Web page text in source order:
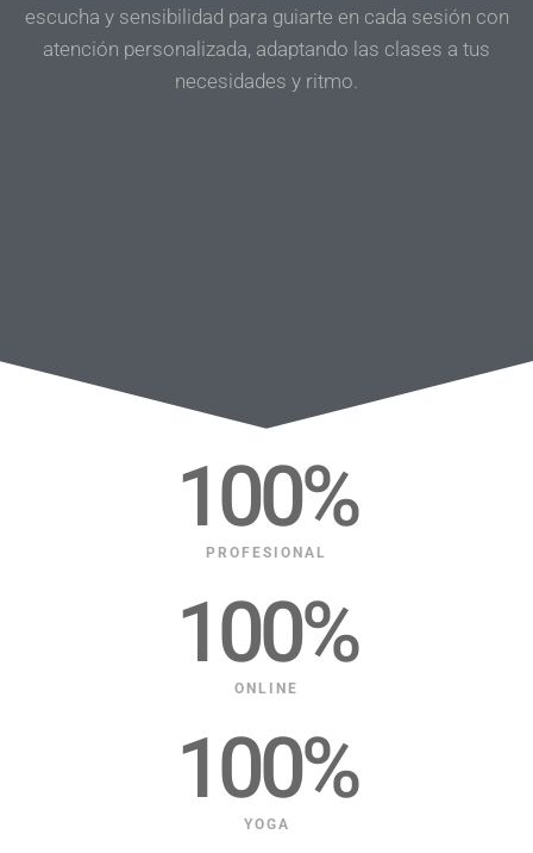
escucha y sensibilidad para guiarte en cada sesión con
atención personalizada, adaptando las clases a tus
necesidades y ritmo.
PROFESIONAL
100%
ONLINE
100%
YOGA
100%